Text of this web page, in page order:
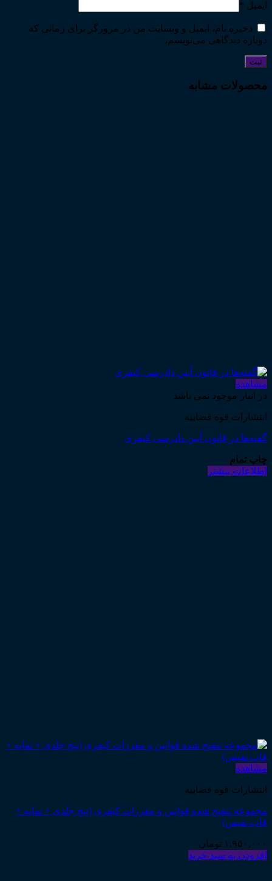
ایمیل *
ذخیره نام، ایمیل و وبسایت من در مرورگر برای زمانی که
دوباره دیدگاهی می‌نویسم.
محصولات مشابه
مشاهده
در انبار موجود نمی باشد
انتشارات قوه قضاییه
گفته‌ها در قانون آیین دادرسی کیفری
چاپ تمام
اطلاعات بیشتر
مشاهده
انتشارات قوه قضاییه
مجموعه تنقیح شده قوانین و مقررات کیفری (پنج جلدی + نمایه +
قاب نفیس)
۱,۹۵۰,۰۰۰ تومان
افزودن به سبد خرید